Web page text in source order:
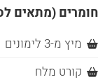
חומרים (מתאים
מיץ מ-3 לימונים
קורט מלח